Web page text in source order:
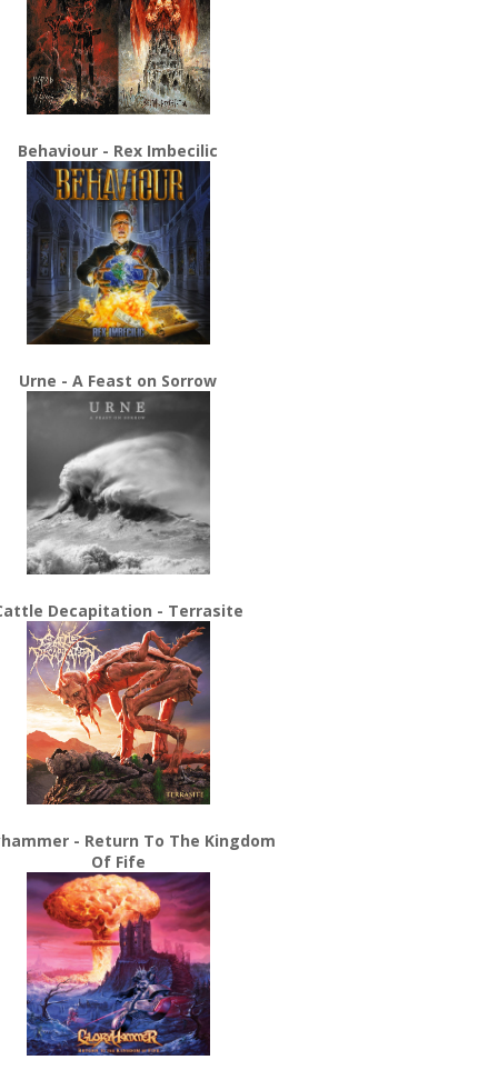
Behaviour - Rex Imbecilic
Urne - A Feast on Sorrow
Decapitation - Terrasite
- Return To The Kingdom
Of Fife